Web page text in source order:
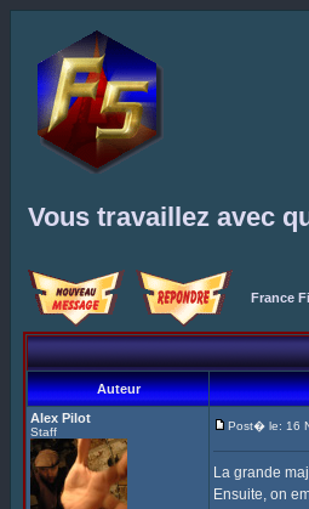
Vous travaillez avec
France
Auteur
Alex Pilot
Staff Post� le: 16
La grande
Ensuite, on